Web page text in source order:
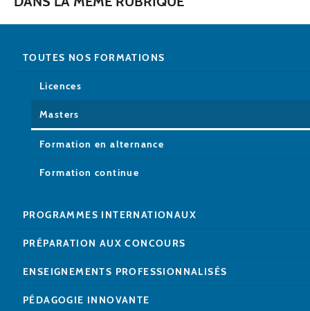
TOUTES NOS FORMATIONS
Licences
Masters
Formation en alternance
Formation continue
PROGRAMMES INTERNATIONAUX
PRÉPARATION AUX CONCOURS
ENSEIGNEMENTS PROFESSIONNALISÉS
PÉDAGOGIE INNOVANTE